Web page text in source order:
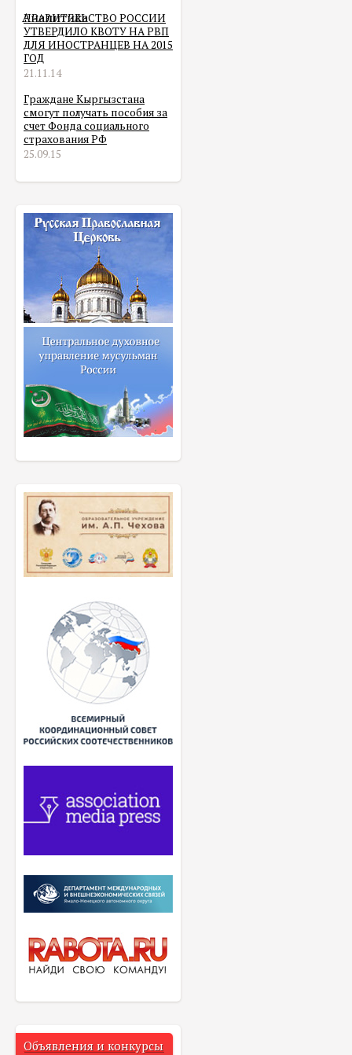
Аналитика
ПРАВИТЕЛЬСТВО РОССИИ
УТВЕРДИЛО КВОТУ НА РВП
ДЛЯ ИНОСТРАНЦЕВ НА 2015
ГОД
21.11.14
Граждане Кыргызстана
смогут получать пособия за
счет Фонда социального
страхования РФ
25.09.15
Объявления и конкурсы